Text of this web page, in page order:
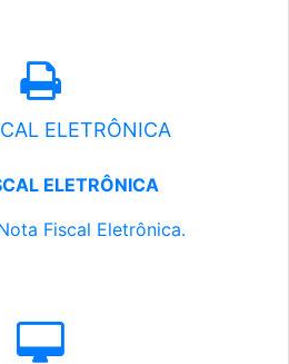
ELETRÔNICA
ELETRÔNICA
Fiscal Eletrônica.